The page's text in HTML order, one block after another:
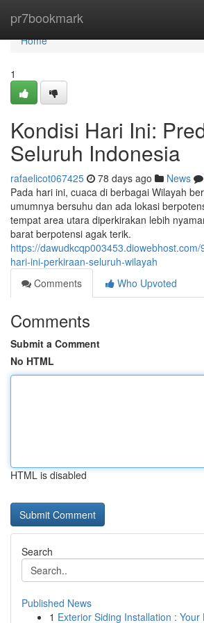
pr7bookmark
Home
Home
1
Kondisi Hari Ini:
Seluruh Indonesia
rafaelicot067425 78 days ago News
Pada hari ini, cuaca di berbagai Wilayah
umumnya bersuhu dan ada lokasi
tempat area utara diperkirakan lebih
barat berpotensi agak terik.
https://
hari-ini-perkiraan-seluruh-wilayah
Comments
Who Upvoted
Comments
Submit a Comment
No HTML
HTML is disabled
Search
Published News
1 Exterior Siding Installation : Your